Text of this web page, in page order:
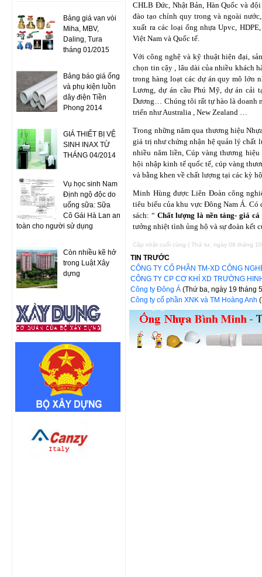
Bảng giá van vòi
Miha, MBV,
Daling, Tura
tháng 01/2015
Bảng báo giá ống
và phụ kiện luồn
dây điện Tiền
Phong 2014
GIÁ THIẾT BỊ VỆ
SINH INAX TỪ
THÁNG 04/2014
Vụ học sinh Nam
Định ngộ độc do
uống sữa: Sữa
Cô Gái Hà Lan an
toàn cho người sử dụng
Còn nhiều kẽ hở
trong Luật Xây
dựng
CHLB Đức, Nhật Bản, Hàn Quốc và
đào tạo chính quy trong và ngoài
xuất ra các loại ống nhựa Upvc,
Việt Nam và Quốc tế.
Với công nghệ và kỹ thuật hiện đại,
chọn tin cậy , lâu dài của nhiều khách
trong hàng loạt các dự án quy mô lớn
Lương, dự án cầu Phú Mỹ, dự án cải
Dương… Chúng tôi rất tự hào là doanh
triển như Australia , New Zealand …
Trong những năm qua thương hiệu
giá trị như chứng nhận hệ quản lý chất
nhiều năm liền, Cúp vàng thương
hội nhập kinh tế quốc tế, cúp vàng
và bằng khen về chất lượng tại các kỳ
Minh Hùng được Liên Đoàn công
tiêu biểu của khu vực Đông Nam Á.
sách: “Chất lượng là nền tảng- giá
tưởng nhiệt tình ủng hộ và sự đoàn kết
Cập nhật cuối cùng ( Thứ tư, ngày 06 tháng
TIN TRƯỚC
CÔNG TY CỔ PHẦN TM-XD CÔNG
CÔNG TY CP CƠ KHÍ XD TRƯỜNG
Công ty Đông Á(Thứ ba, ngày 19 tháng
Công ty cổ phần XNK và TM Hoàng Anh